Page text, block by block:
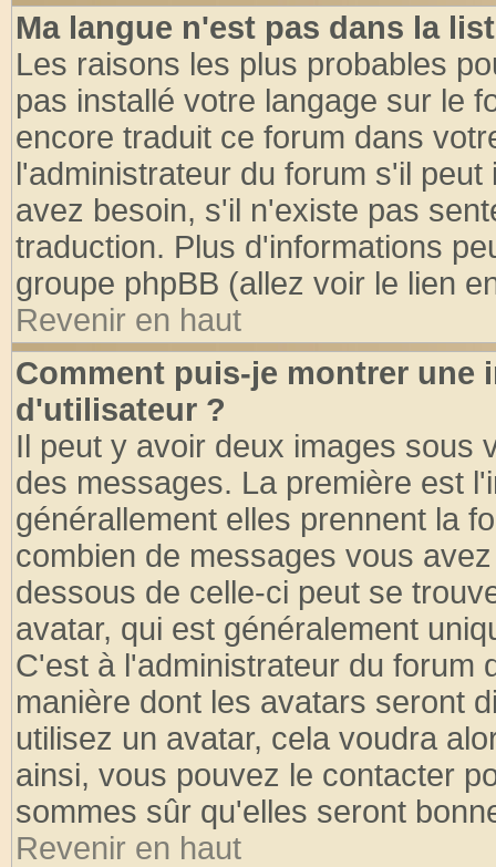
Ma langue n'est pas dans la
Les raisons les plus probables
pas installé votre langage sur le
encore traduit ce forum dans
l'administrateur du forum s'il
avez besoin, s'il n'existe pas
traduction. Plus d'informations
groupe phpBB (allez voir le lien
Revenir en haut
Comment puis-je montrer une
d'utilisateur ?
Il peut y avoir deux images sous
des messages. La première est
générallement elles prennent la
combien de messages vous
dessous de celle-ci peut se
avatar, qui est généralement
C'est à l'administrateur du forum
manière dont les avatars seront
utilisez un avatar, cela voudra
ainsi, vous pouvez le contacter
sommes sûr qu'elles seront
Revenir en haut